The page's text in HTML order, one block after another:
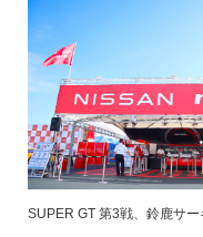
SUPER GT 第3戦、鈴鹿サー